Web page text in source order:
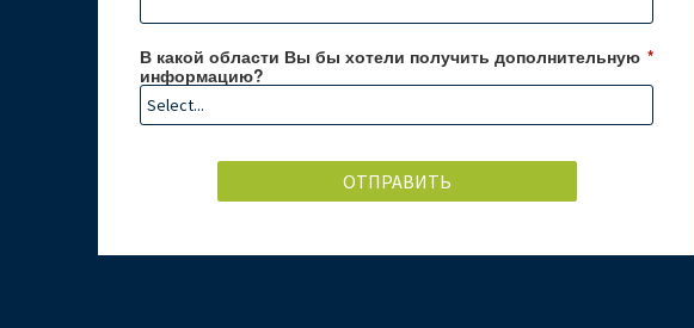
*
В какой области Вы бы хотели получить дополнительную
информацию?
ОТПРАВИТЬ